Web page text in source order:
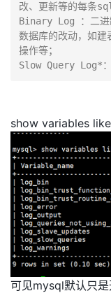
改、更新等的每条sql
Binary Log ：二进
数据库的改动，如建
操作等；
Slow Query Log*：
show variables like
可见mysql默认只是